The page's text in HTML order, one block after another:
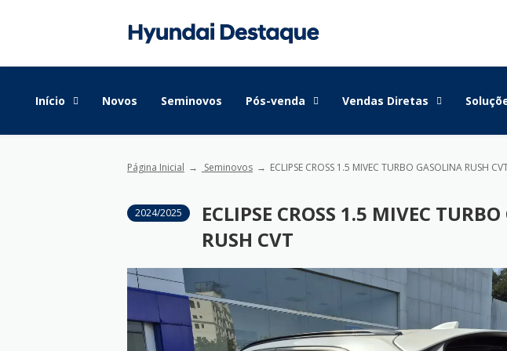
Início Novos Seminovos Pós-venda Vendas Diretas
Página Inicial Seminovos ECLIPSE CROSS 1.5 MIVEC TURBO GASOLINA RUSH
2024/2025
ECLIPSE CROSS 1.5 MIVEC
RUSH CVT